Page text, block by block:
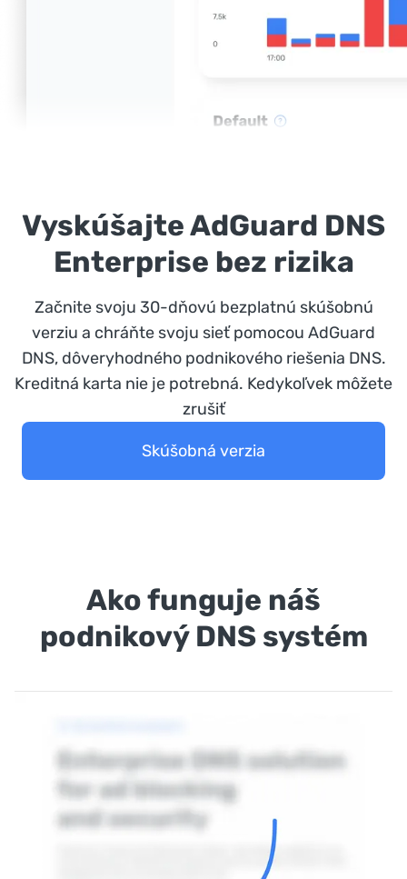
Vyskúšajte AdGuard DNS
Enterprise bez rizika
Začnite svoju 30-dňovú bezplatnú skúšobnú
verziu a chráňte svoju sieť pomocou AdGuard
DNS, dôveryhodného podnikového riešenia DNS.
Kreditná karta nie je potrebná. Kedykoľvek môžete
zrušiť
Skúšobná verzia
Ako funguje náš
podnikový DNS systém